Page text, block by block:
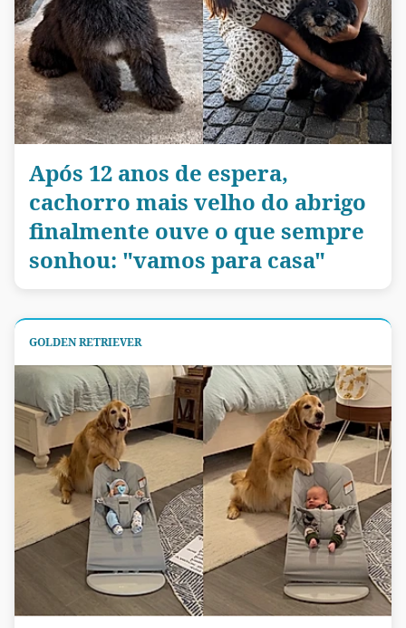
Após 12 anos de espera,
cachorro mais velho do abrigo
finalmente ouve o que sempre
sonhou: "vamos para casa"
GOLDEN RETRIEVER